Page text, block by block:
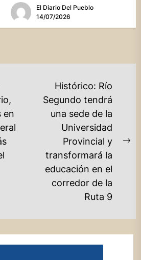
Ansenuza visibilizaron la...
El Diario Del Pueblo
14/07/2026
en
Histórico: Río
Segundo tendrá
una sede de la
Universidad
Provincial y
transformará la
educación en el
corredor de la
Ruta 9